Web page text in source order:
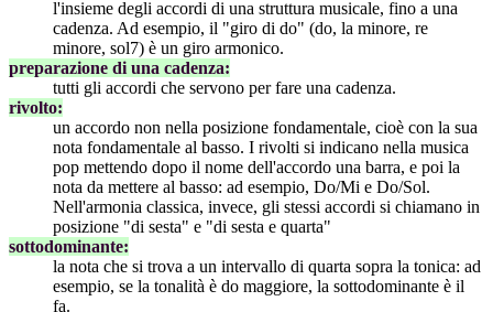
l'insieme degli accordi di una struttura musicale, fino a una
cadenza. Ad esempio, il "giro di do" (do, la minore, re
minore, sol7) è un giro armonico.
preparazione di una cadenza:
tutti gli accordi che servono per fare una cadenza.
rivolto:
un accordo non nella posizione fondamentale, cioè con la sua
nota fondamentale al basso. I rivolti si indicano nella musica
pop mettendo dopo il nome dell'accordo una barra, e poi la
nota da mettere al basso: ad esempio, Do/Mi e Do/Sol.
Nell'armonia classica, invece, gli stessi accordi si chiamano in
posizione "di sesta" e "di sesta e quarta"
sottodominante:
la nota che si trova a un intervallo di quarta sopra la tonica: ad
esempio, se la tonalità è do maggiore, la sottodominante è il
fa.